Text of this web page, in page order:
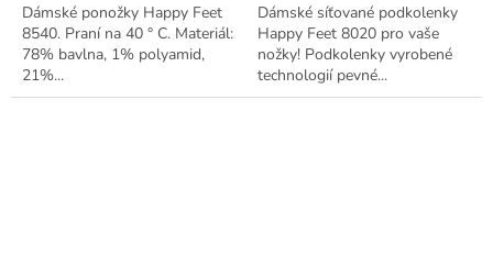
Dámské ponožky Happy Feet
8540. Praní na 40 ° C. Materiál:
78% bavlna, 1% polyamid,
21%...
Dámské síťované podkolenky
Happy Feet 8020 pro vaše
nožky! Podkolenky vyrobené
technologií pevné...